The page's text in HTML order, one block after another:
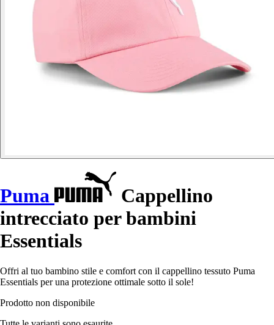
Puma
Cappellino
intrecciato per bambini
Essentials
Offri al tuo bambino stile e comfort con il cappellino tessuto Puma
Essentials per una protezione ottimale sotto il sole!
Prodotto non disponibile